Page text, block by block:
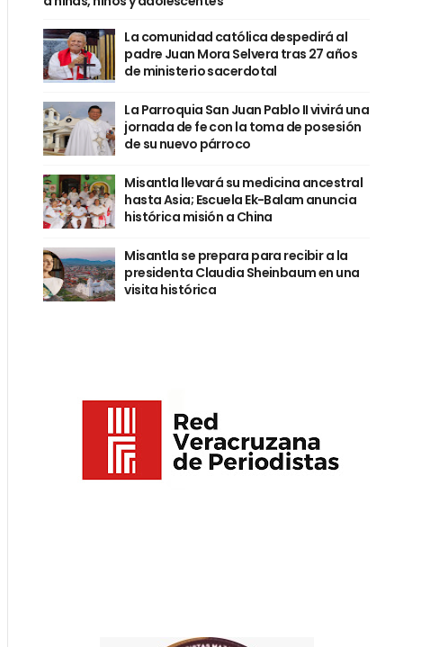
La comunidad católica despedirá al
padre Juan Mora Selvera tras 27 años
de ministerio sacerdotal
La Parroquia San Juan Pablo II vivirá una
jornada de fe con la toma de posesión
de su nuevo párroco
Misantla llevará su medicina ancestral
hasta Asia; Escuela Ek-Balam anuncia
histórica misión a China
Misantla se prepara para recibir a la
presidenta Claudia Sheinbaum en una
visita histórica